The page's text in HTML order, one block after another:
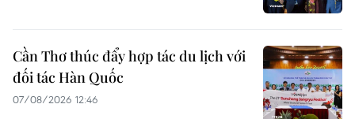
Cần Thơ thúc đẩy hợp tác du lịch với
đối tác Hàn Quốc
07/08/2026 12:46